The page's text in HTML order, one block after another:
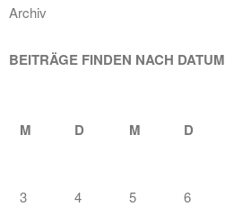
Archiv
BEITRÄGE FINDEN NACH DATUM
M D M D
3
4 5 6